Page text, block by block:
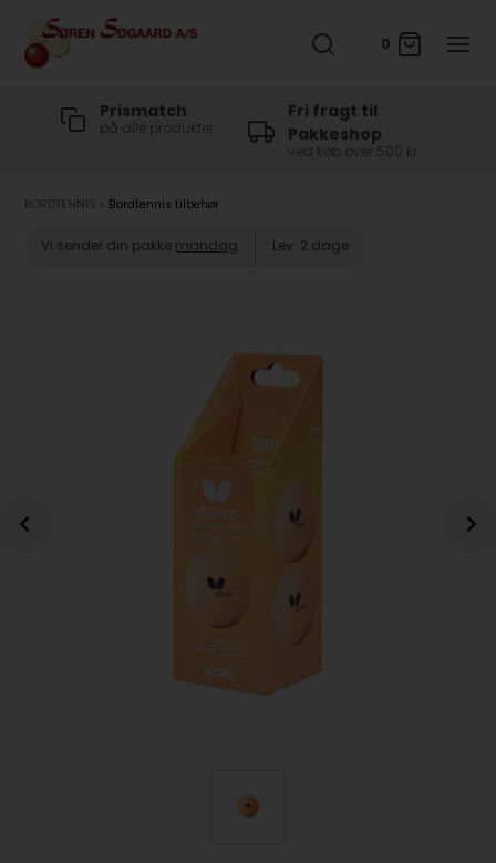
0
Prismatch
på alle produkter
Fri fragt til
Pakkeshop
ved køb over 500 kr
BORDTENNIS Bordtennis tilbehør
Vi sender din pakke mandag Lev. 2 dage